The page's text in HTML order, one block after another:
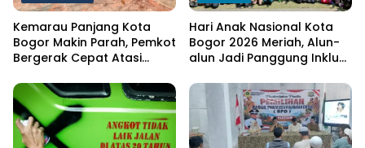
Kemarau Panjang Kota
Bogor Makin Parah, Pemkot
Bergerak Cepat Atasi
Hari Anak Nasional Kota
Bogor 2026 Meriah, Alun-
alun Jadi Panggung Inklusi